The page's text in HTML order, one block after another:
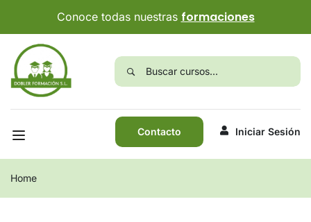
Conoce todas nuestras formaciones
Contacto Iniciar Sesión
Home